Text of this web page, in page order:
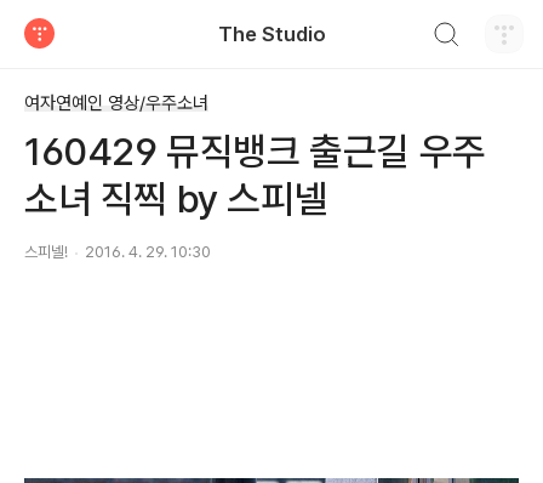
The Studio
여자연예인 영상/우주소녀
160429 뮤직뱅크 출근길 우주
소녀 직찍 by 스피넬
스피넬! 2016. 4. 29. 10:30